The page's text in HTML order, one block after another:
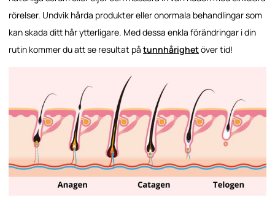
rörelser. Undvik hårda produkter eller onormala behandlingar som
kan skada ditt hår ytterligare. Med dessa enkla förändringar i din
rutin kommer du att se resultat på tunnhårighetöver tid!